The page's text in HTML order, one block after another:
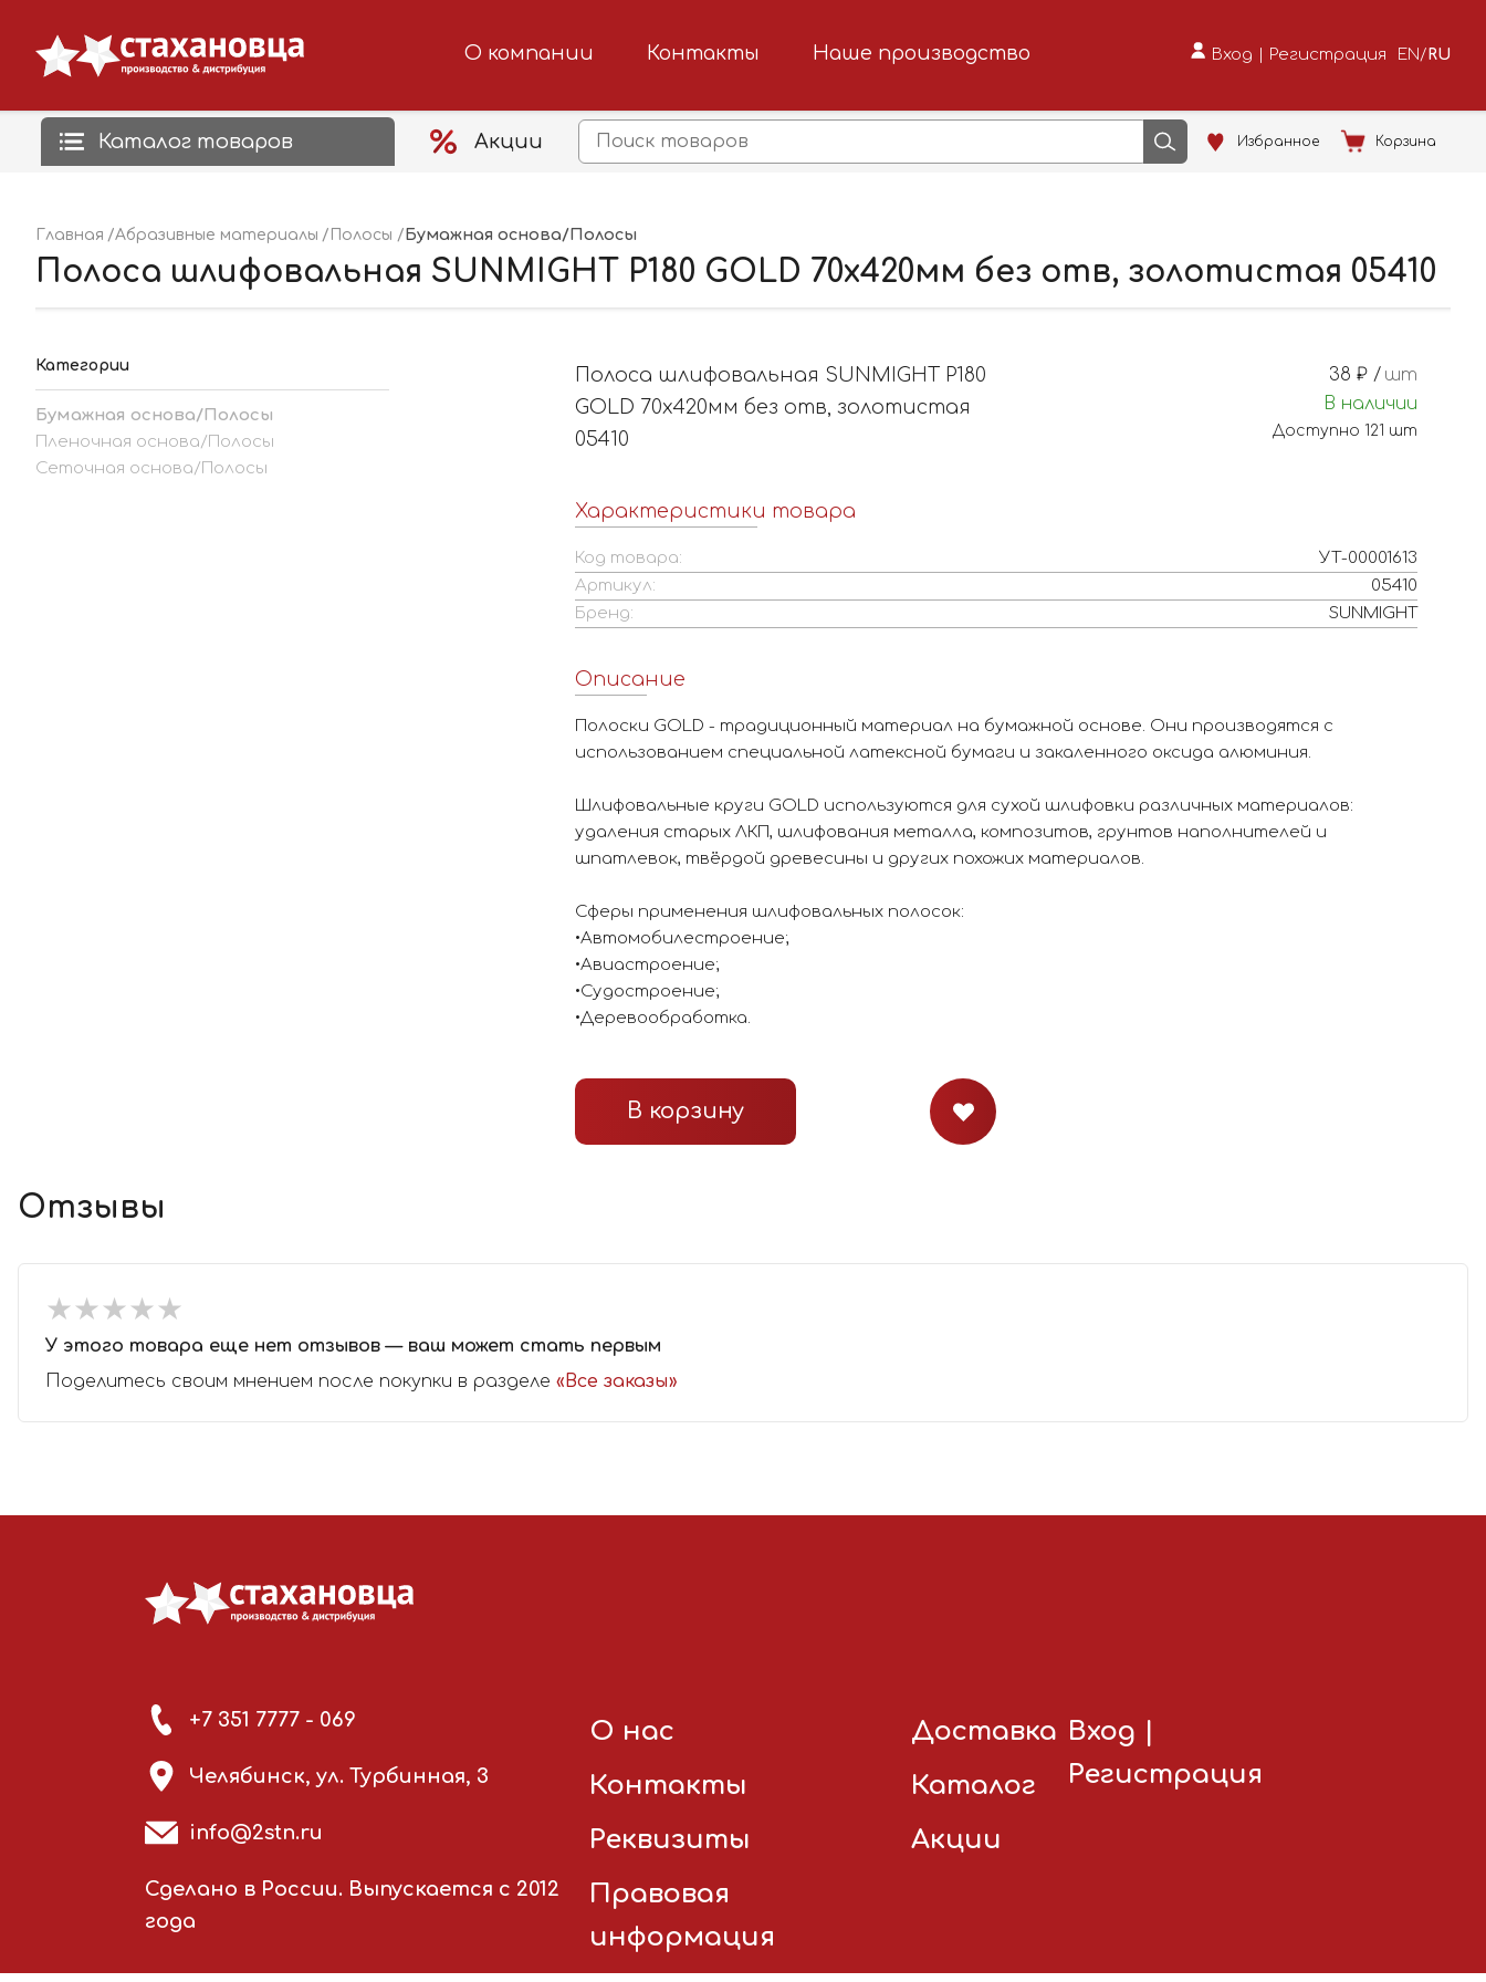
О компании Контакты Наше производство Вход | Регистрация EN /RU
Каталог товаров Акции Избранное Корзина
Главная Абразивные материалы Полосы Бумажная основа/Полосы
Полоса шлифовальная SUNMIGHT P180 GOLD 70х420мм без отв, золотистая 05410
Категории
Бумажная основа/Полосы
Пленочная основа/Полосы
Сеточная основа/Полосы
Полоса шлифовальная SUNMIGHT P180
GOLD 70х420мм без отв, золотистая
05410
Характеристики товара
Код товара:
УТ-00001613
Артикул:
05410
Бренд:
SUNMIGHT
Описание
Полоски GOLD - традиционный материал на бумажной основе. Они производятся с
использованием специальной латексной бумаги и закаленного оксида алюминия.
Шлифовальные круги GOLD используются для сухой шлифовки различных материалов:
удаления старых ЛКП, шлифования металла, композитов, грунтов наполнителей и
шпатлевок, твёрдой древесины и других похожих материалов.
Сферы применения шлифовальных полосок:
•Автомобилестроение;
•Авиастроение;
•Судостроение;
•Деревообработка.
38 ₽ / шт
В наличии
Доступно 121 шт
В корзину
Отзывы
★★★★★
★★★★★
У этого товара еще нет отзывов — ваш может стать первым
Поделитесь своим мнением после покупки в разделе «Все заказы»
+7 351 7777 - 069
Челябинск, ул. Турбинная, 3
info@2stn.ru
Сделано в России. Выпускается с 2012
года
О нас
Контакты
Реквизиты
Правовая
информация
Доставка
Каталог
Акции
Вход |
Регистрация